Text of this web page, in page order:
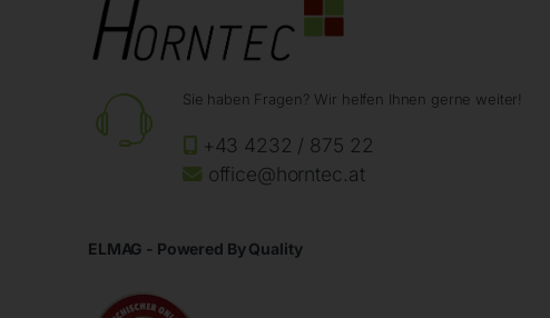
Sie haben Fragen? Wir helfen Ihnen gerne weiter!
+43 4232 / 875 22
office@horntec.at
ELMAG - Powered By Quality